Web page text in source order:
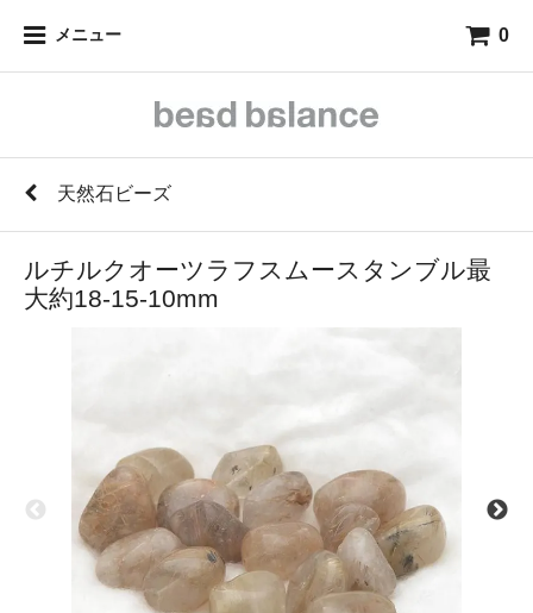
メニュー 0
天然石ビーズ
ルチルクオーツラフスムースタンブル最
大約18-15-10mm